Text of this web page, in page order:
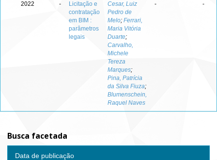
2022 -
Licitação e
contratação
em BIM :
parâmetros
legais
Cesar, Luiz
Pedro de
Melo; Ferrari,
Maria Vitória
Duarte;
Carvalho,
Michele
Tereza
Marques;
Pina, Patrícia
da Silva Fiuza;
Blumenschein,
Raquel Naves
- -
Busca facetada
Data de publicação